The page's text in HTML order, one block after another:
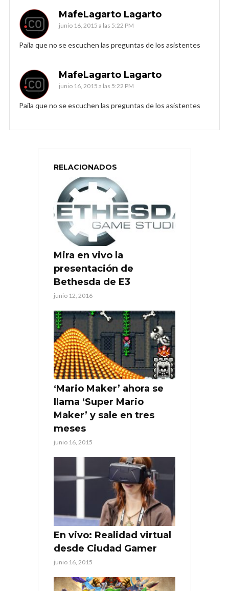
MafeLagarto Lagarto
junio 16, 2015 a las 5:22 PM
Paila que no se escuchen las preguntas de los asistentes
MafeLagarto Lagarto
junio 16, 2015 a las 5:22 PM
Paila que no se escuchen las preguntas de los asistentes
RELACIONADOS
Mira en vivo la
presentación de
Bethesda de E3
junio 12, 2016
‘Mario Maker’ ahora se
llama ‘Super Mario
Maker’ y sale en tres
meses
junio 16, 2015
En vivo: Realidad virtual
desde Ciudad Gamer
junio 16, 2015